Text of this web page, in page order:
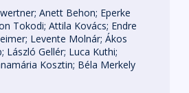
Anett Behon Eperke
Tokodi Attila Kovács Endre
Levente Molnár Ákos
László Gellér Luca Kuthi
Kosztin Béla Merkely